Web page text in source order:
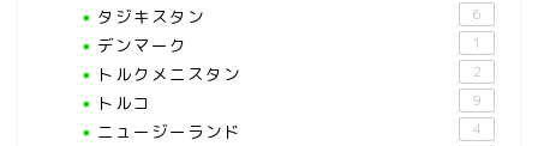
タジキスタン 6
デンマーク 1
トルクメニスタン 2
トルコ 9
ニュージーランド 4